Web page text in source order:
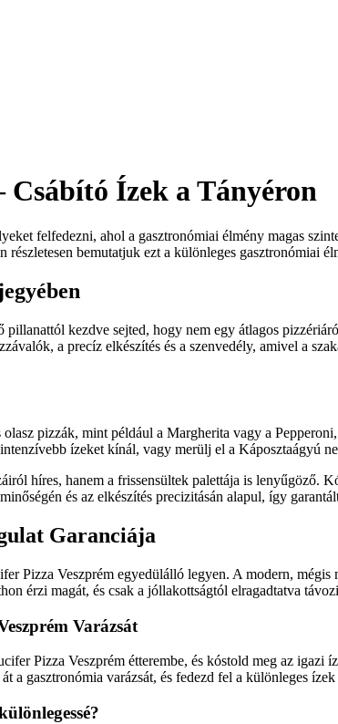
Csábító Ízek a Tányéron
felfedezni, ahol a gasztronómiai élmény magas
részletesen bemutatjuk ezt a különleges gasztronómiai
kezdve sejted, hogy nem egy átlagos
a precíz elkészítés és a szenvedély, amivel a
pizzák, mint például a Margherita vagy a
ízeket kínál, vagy merülj el a Káposztaágyú
híres, hanem a frissensültek palettája is lenyűgöző.
és az elkészítés precizitásán alapul, így
Garanciája
Pizza Veszprém egyedülálló legyen. A modern, mégis
érzi magát, és csak a jóllakottságtól elragadtatva
Varázsát
Pizza Veszprém étterembe, és kóstold meg az
a gasztronómia varázsát, és fedezd fel a különleges